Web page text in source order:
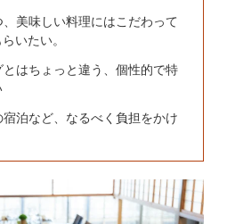
美味しい料理にはこだわって
いたい。
はちょっと違う、個性的で特
泊など、なるべく負担をかけ